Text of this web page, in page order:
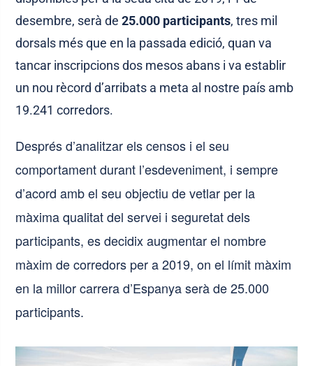
desembre, serà de25.000 participants, tres mil
dorsals més que en la passada edició, quan va
tancar inscripcions dos mesos abans i va establir
un nou rècord d’arribats a meta al nostre país amb
19.241 corredors.
Després d’analitzar els censos i el seu
comportament durant l’esdeveniment, i sempre
d’acord amb el seu objectiu de vetlar per la
màxima qualitat del servei i seguretat dels
participants, es decidix augmentar el nombre
màxim de corredors per a 2019, on el límit màxim
en la millor carrera d’Espanya serà de 25.000
participants.